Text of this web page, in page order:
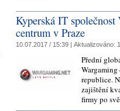
Kyperská IT
centrum v Praze
10.07.2017 / 15:39 | Aktualizováno:
Přední
republice.
zajištění
firmy po